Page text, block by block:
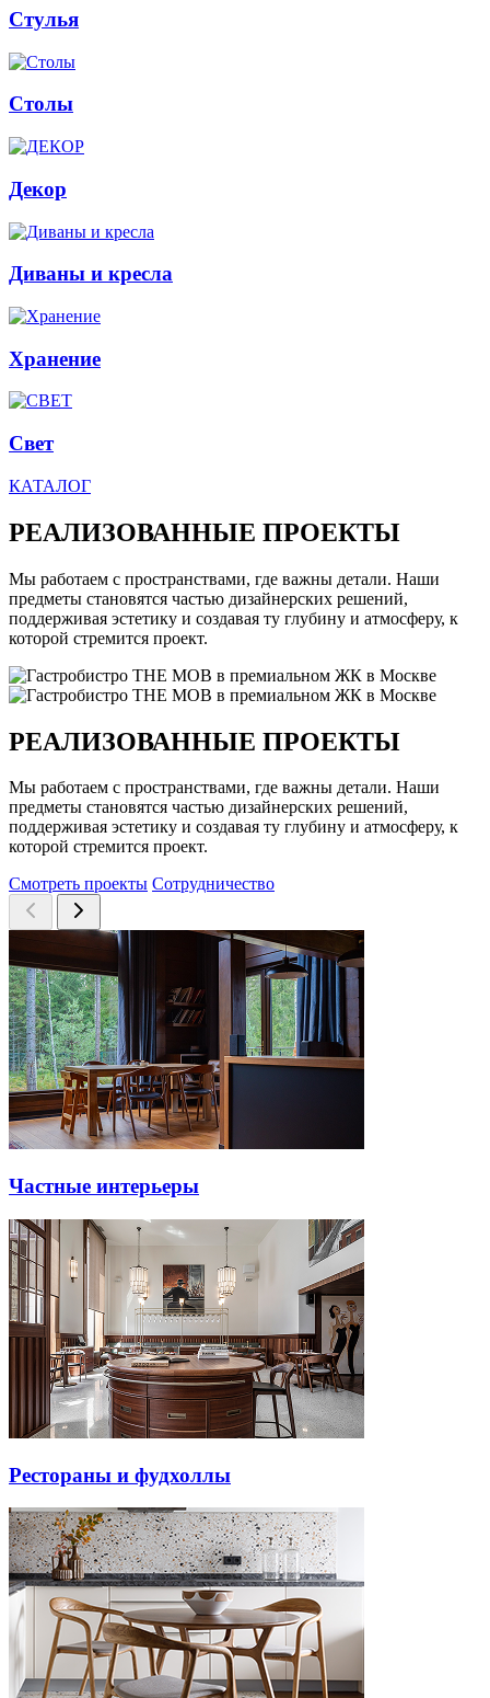
Стулья
Столы
Декор
Диваны и кресла
Хранение
Свет
КАТАЛОГ
РЕАЛИЗОВАННЫЕ ПРОЕКТЫ
Мы работаем с пространствами, где важны детали. Наши
предметы становятся частью дизайнерских решений,
поддерживая эстетику и создавая ту глубину и атмосферу, к
которой стремится проект.
РЕАЛИЗОВАННЫЕ ПРОЕКТЫ
Мы работаем с пространствами, где важны детали. Наши
предметы становятся частью дизайнерских решений,
поддерживая эстетику и создавая ту глубину и атмосферу, к
которой стремится проект.
Смотреть проекты Сотрудничество
Частные интерьеры
Рестораны и фудхоллы